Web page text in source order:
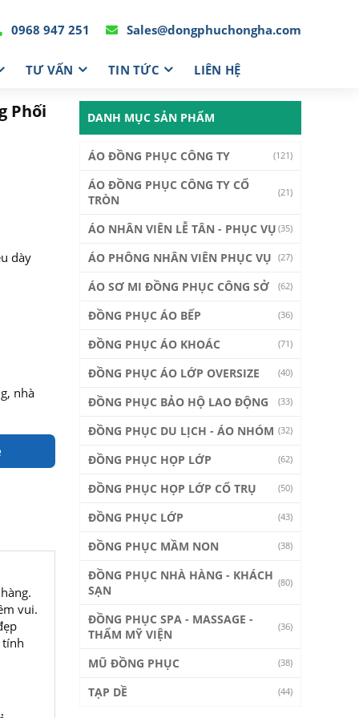
0968 947 251 Sales@dongphuchongha.com
TƯ VẤN TIN TỨC LIÊN HỆ
Phối
dày
nhà
vui.
tính
DANH MỤC SẢN PHẨM
ÁO ĐỒNG PHỤC CÔNG TY (121)
ÁO ĐỒNG PHỤC CÔNG TY CỔ
TRÒN
(21)
ÁO NHÂN VIÊN LỄ TÂN - PHỤC VỤ (35)
ÁO PHÔNG NHÂN VIÊN PHỤC VỤ (27)
ÁO SƠ MI ĐỒNG PHỤC CÔNG SỞ (62)
ĐỒNG PHỤC ÁO BẾP (36)
ĐỒNG PHỤC ÁO KHOÁC (71)
ĐỒNG PHỤC ÁO LỚP OVERSIZE (40)
ĐỒNG PHỤC BẢO HỘ LAO ĐỘNG (33)
ĐỒNG PHỤC DU LỊCH - ÁO NHÓM (32)
ĐỒNG PHỤC HỌP LỚP (62)
ĐỒNG PHỤC HỌP LỚP CỔ TRỤ (50)
ĐỒNG PHỤC LỚP (43)
ĐỒNG PHỤC MẦM NON (38)
ĐỒNG PHỤC NHÀ HÀNG - KHÁCH
SẠN
(80)
ĐỒNG PHỤC SPA - MASSAGE -
THẨM MỸ VIỆN
(36)
MŨ ĐỒNG PHỤC (38)
TẠP DỀ (44)